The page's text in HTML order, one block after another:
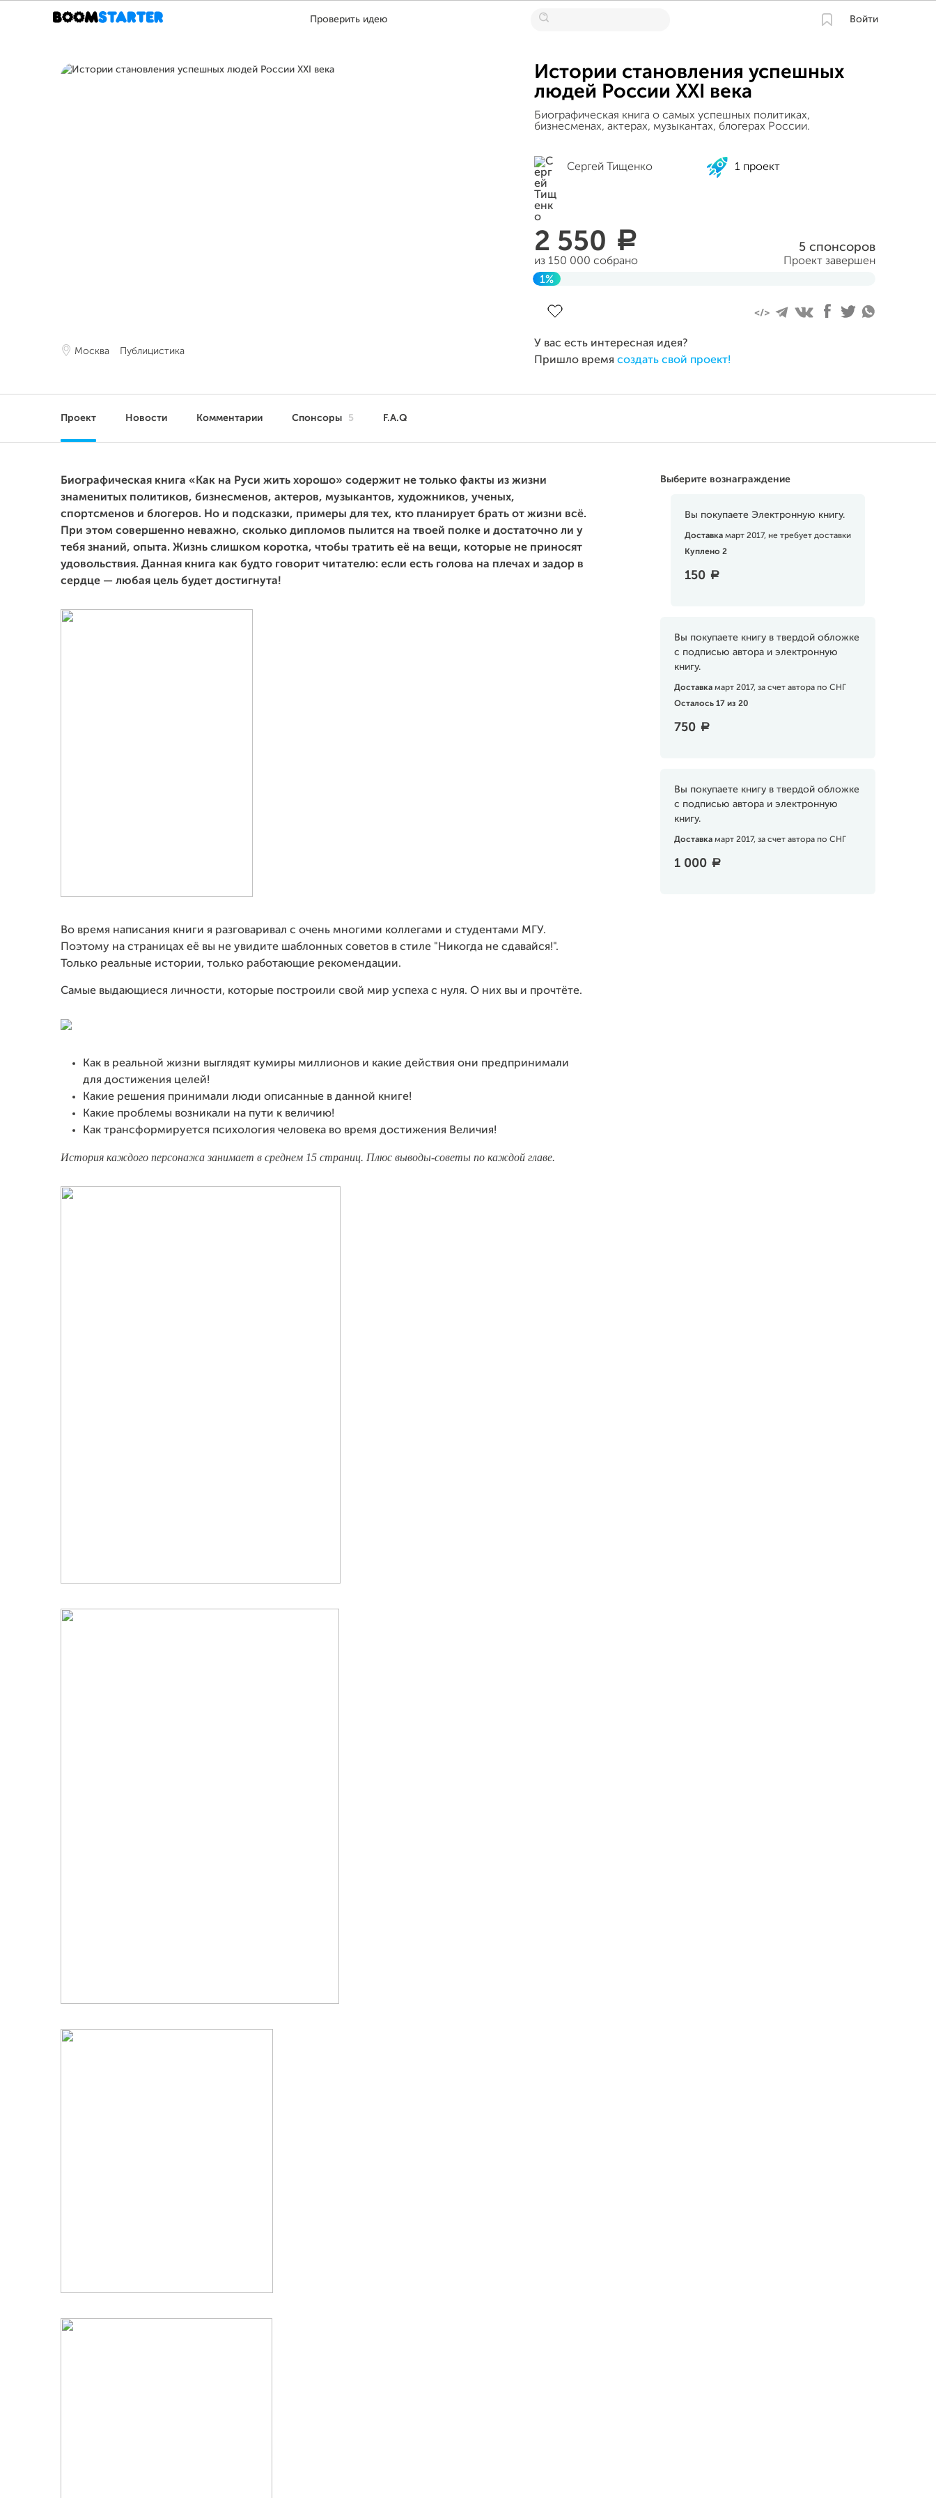
Проверить идею Войти
Москва Публицистика
Истории становления успешных
людей России XXI века
Биографическая книга о самых успешных политиках,
бизнесменах, актерах, музыкантах, блогерах России.
Сергей Тищенко 1 проект
2 550 a
из 150 000 собрано
5 спонсоров
Проект завершен
1%
У вас есть интересная идея?
Пришло время создать свой проект!
Проект Новости Комментарии Спонсоры 5 F.A.Q
Выберите вознаграждение
Вы покупаете Электронную книгу.
Доставка март 2017, не требует доставки
Куплено 2
150 a
Вы покупаете книгу в твердой обложке
с подписью автора и электронную
книгу.
Доставка март 2017, за счет автора по СНГ
Осталось 17 из 20
750 a
Вы покупаете книгу в твердой обложке
с подписью автора и электронную
книгу.
Доставка март 2017, за счет автора по СНГ
1 000 a
Биографическая книга «Как на Руси жить хорошо» содержит не только факты из жизни
знаменитых политиков, бизнесменов, актеров, музыкантов, художников, ученых,
спортсменов и блогеров. Но и подсказки, примеры для тех, кто планирует брать от жизни всё.
При этом совершенно неважно, сколько дипломов пылится на твоей полке и достаточно ли у
тебя знаний, опыта. Жизнь слишком коротка, чтобы тратить её на вещи, которые не приносят
удовольствия. Данная книга как будто говорит читателю: если есть голова на плечах и задор в
сердце — любая цель будет достигнута!
Во время написания книги я разговаривал с очень многими коллегами и студентами МГУ.
Поэтому на страницах её вы не увидите шаблонных советов в стиле "Никогда не сдавайся!".
Только реальные истории, только работающие рекомендации.
Самые выдающиеся личности, которые построили свой мир успеха с нуля. О них вы и прочтёте.
Как в реальной жизни выглядят кумиры миллионов и какие действия они предпринимали
для достижения целей!
Какие решения принимали люди описанные в данной книге!
Какие проблемы возникали на пути к величию!
Как трансформируется психология человека во время достижения Величия!
История каждого персонажа занимает в среднем 15 страниц. Плюс выводы-советы по каждой главе.